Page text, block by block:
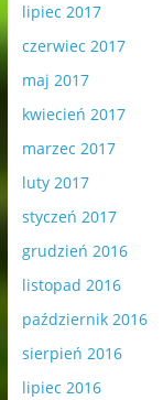
lipiec 2017
czerwiec 2017
maj 2017
kwiecień 2017
marzec 2017
luty 2017
styczeń 2017
grudzień 2016
listopad 2016
październik 2016
sierpień 2016
lipiec 2016